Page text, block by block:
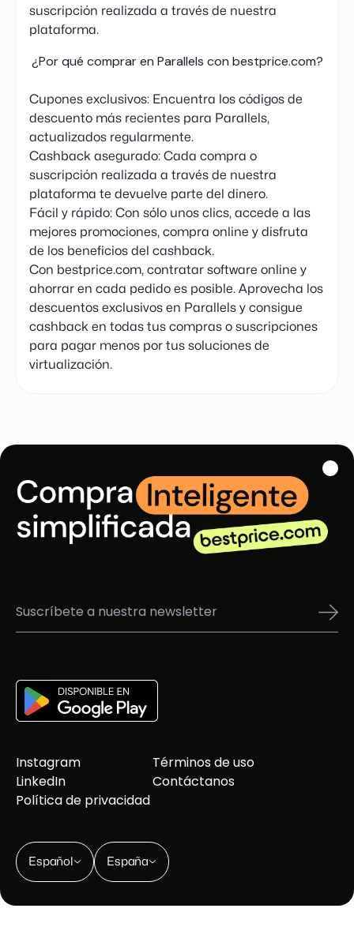
suscripción realizada a través de nuestra
plataforma.
¿Por qué comprar en Parallels con bestprice.com?
Cupones exclusivos: Encuentra los códigos de
descuento más recientes para Parallels,
actualizados regularmente.
Cashback asegurado: Cada compra o
suscripción realizada a través de nuestra
plataforma te devuelve parte del dinero.
Fácil y rápido: Con sólo unos clics, accede a las
mejores promociones, compra online y disfruta
de los beneficios del cashback.
Con bestprice.com, contratar software online y
ahorrar en cada pedido es posible. Aprovecha los
descuentos exclusivos en Parallels y consigue
cashback en todas tus compras o suscripciones
para pagar menos por tus soluciones de
virtualización.
Instagram
LinkedIn
Política de privacidad
Términos de uso
Contáctanos
Español España